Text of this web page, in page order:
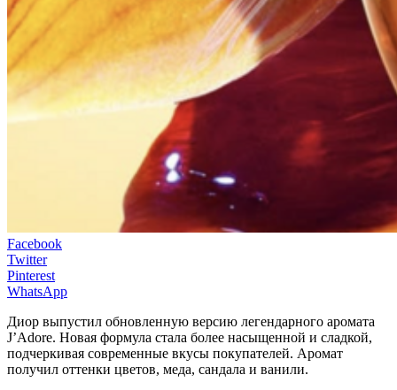
Facebook
Twitter
Pinterest
WhatsApp
Диор выпустил обновленную версию легендарного аромата
J’Adore. Новая формула стала более насыщенной и сладкой,
подчеркивая современные вкусы покупателей. Аромат
получил оттенки цветов, меда, сандала и ванили.